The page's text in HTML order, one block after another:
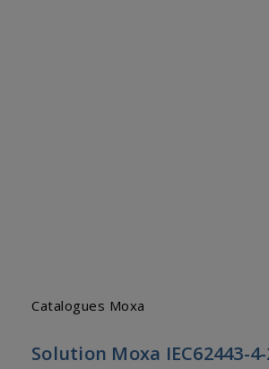
Catalogues Moxa
Solution Moxa IEC62443-